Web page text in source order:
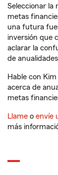
Seleccionar la
metas
una futura
inversión que
aclarar la
de
Hable con
acerca de
metas
Llame o envíe
más